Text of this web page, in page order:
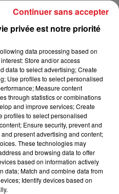
Still Loving
six concerts en
au Zénith : le 15 mai 2022.
en 2015.
matin.
privée est notre priorité
data processing based on
Store and/or access
data to select advertising; Create
Use profiles to select personalised
Measure content
through statistics or combinations
and improve services; Create
profiles to select personalised
Ensure security, prevent and
present advertising and content;
These technologies may
and browsing data to offer
based on information actively
data; Match and combine data from
Identify devices based on
Continuer sans accepter